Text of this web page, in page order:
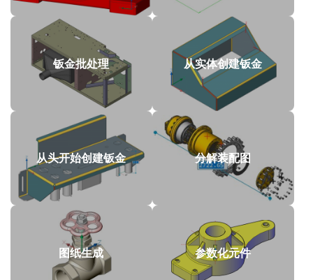
钣金批处理 从实体创建钣金
从头开始创建钣金 分解装配图
图纸生成 参数化元件